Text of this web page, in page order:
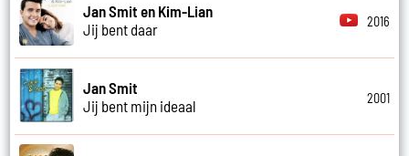
Jan Smit en Kim-Lian
Jij bent daar
2016
Jan Smit
Jij bent mijn ideaal
2001